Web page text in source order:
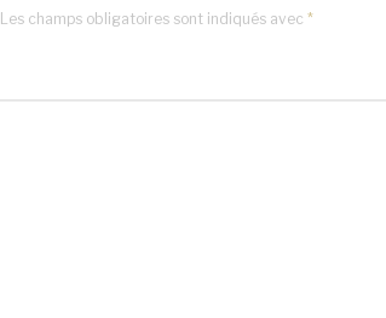
Les champs obligatoires sont indiqués avec *